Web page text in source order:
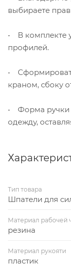
выбираете
• В комплекте
профилей.
•
краном, сбоку
• Форма ручки
одежду,
Тип товара
Шпатели для
Материал рабочей
резина
Материал рукояти
пластик